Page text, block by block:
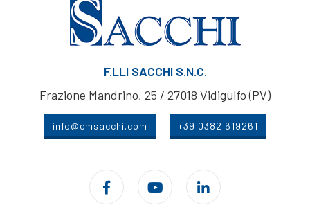
F.LLI SACCHI S.N.C.
Frazione Mandrino, 25 / 27018 Vidigulfo (PV)
info@cmsacchi.com +39 0382 619261